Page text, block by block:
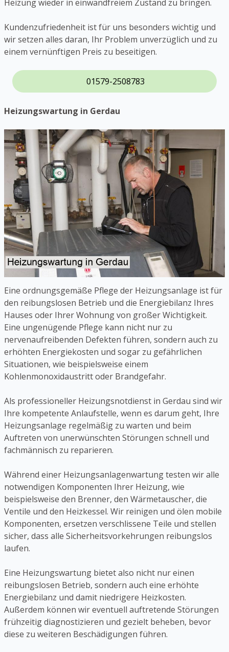
Heizung wieder in einwandfreiem Zustand zu bringen.
Kundenzufriedenheit ist für uns besonders wichtig und
wir setzen alles daran, Ihr Problem unverzüglich und zu
einem vernünftigen Preis zu beseitigen.
01579-2508783
Heizungswartung in Gerdau
Eine ordnungsgemäße Pflege der Heizungsanlage ist für
den reibungslosen Betrieb und die Energiebilanz Ihres
Hauses oder Ihrer Wohnung von großer Wichtigkeit.
Eine ungenügende Pflege kann nicht nur zu
nervenaufreibenden Defekten führen, sondern auch zu
erhöhten Energiekosten und sogar zu gefährlichen
Situationen, wie beispielsweise einem
Kohlenmonoxidaustritt oder Brandgefahr.
Als professioneller Heizungsnotdienst in Gerdau sind wir
Ihre kompetente Anlaufstelle, wenn es darum geht, Ihre
Heizungsanlage regelmäßig zu warten und beim
Auftreten von unerwünschten Störungen schnell und
fachmännisch zu reparieren.
Während einer Heizungsanlagenwartung testen wir alle
notwendigen Komponenten Ihrer Heizung, wie
beispielsweise den Brenner, den Wärmetauscher, die
Ventile und den Heizkessel. Wir reinigen und ölen mobile
Komponenten, ersetzen verschlissene Teile und stellen
sicher, dass alle Sicherheitsvorkehrungen reibungslos
laufen.
Eine Heizungswartung bietet also nicht nur einen
reibungslosen Betrieb, sondern auch eine erhöhte
Energiebilanz und damit niedrigere Heizkosten.
Außerdem können wir eventuell auftretende Störungen
frühzeitig diagnostizieren und gezielt beheben, bevor
diese zu weiteren Beschädigungen führen.